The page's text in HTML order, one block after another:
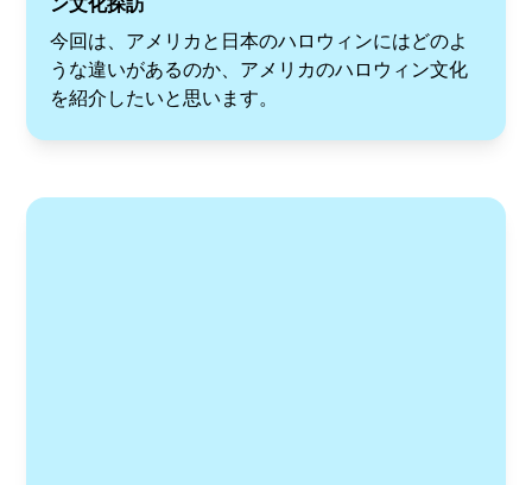
今回は、アメリカと日本のハロウィンにはどのよ
うな違いがあるのか、アメリカのハロウィン文化
を紹介したいと思います。